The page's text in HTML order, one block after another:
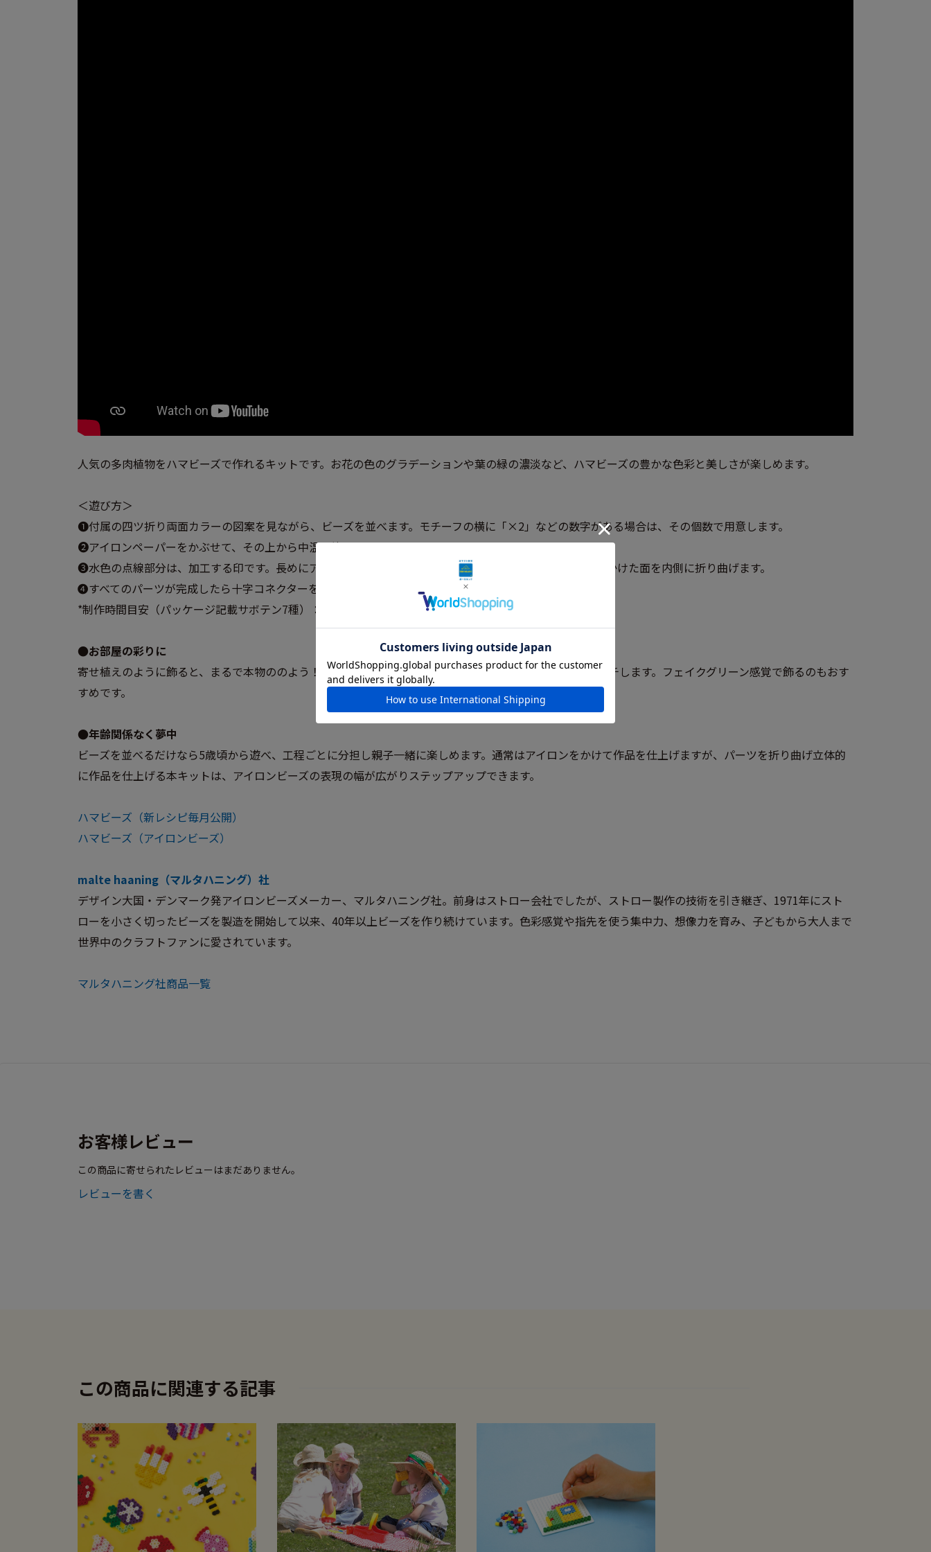
人気の多肉植物をハマビーズで作れるキットです。お花の色のグラデーションや葉の緑の濃淡など、ハマビーズの豊かな色彩と美しさが楽しめます。
＜遊び方＞
❶付属の四ツ折り両面カラーの図案を見ながら、ビーズを並べます。モチーフの横に「×2」などの数字がある場合は、その個数で用意します。
❷アイロンペーパーをかぶせて、その上から中温で片面のみしっかりとアイロンをかけます。
❸水色の点線部分は、加工する印です。長めにアイロンをかけ、熱いうちにボードからはずし、アイロンをかけた面を内側に折り曲げます。
❹すべてのパーツが完成したら十字コネクターを軸から外し、図の通りに重ね固定します。
*制作時間目安（パッケージ記載サボテン7種）：2h程度
●お部屋の彩りに
寄せ植えのように飾ると、まるで本物ののよう！フォークロア調・素焼き風と、いろいろな鉢の質感にマッチします。フェイクグリーン感覚で飾るのもおす
すめです。
●年齢関係なく夢中
ビーズを並べるだけなら5歳頃から遊べ、工程ごとに分担し親子一緒に楽しめます。通常はアイロンをかけて作品を仕上げますが、パーツを折り曲げ立体的
に作品を仕上げる本キットは、アイロンビーズの表現の幅が広がりステップアップできます。
ハマビーズ（新レシピ毎月公開）
ハマビーズ（アイロンビーズ）
malte haaning（マルタハニング）社
デザイン大国・デンマーク発アイロンビーズメーカー、マルタハニング社。前身はストロー会社でしたが、ストロー製作の技術を引き継ぎ、1971年にスト
ローを小さく切ったビーズを製造を開始して以来、40年以上ビーズを作り続けています。色彩感覚や指先を使う集中力、想像力を育み、子どもから大人まで
世界中のクラフトファンに愛されています。
マルタハニング社商品一覧
お客様レビュー
この商品に寄せられたレビューはまだありません。
レビューを書く
この商品に関連する記事